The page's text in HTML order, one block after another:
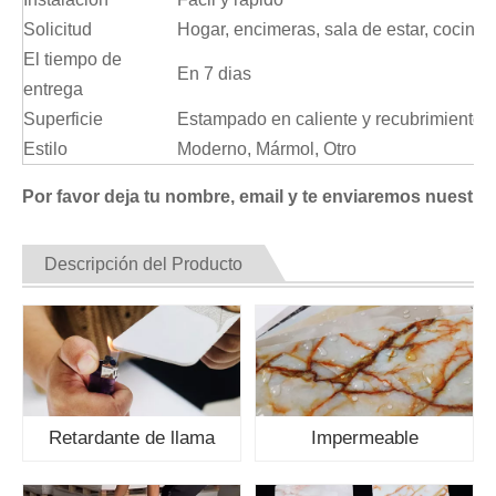
Solicitud
Hogar, encimeras, sala de estar,
El tiempo de
entrega
En 7 dias
Superficie
Estampado en caliente y recubrimiento
Estilo
Moderno, Mármol, Otro
Por favor deja tu nombre, email y te enviaremos
Descripción del Producto
Retardante de llama Impermeable